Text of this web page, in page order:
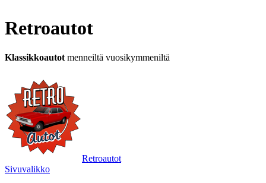
Retroautot
Klassikkoautot menneiltä vuosikymmeniltä
Retroautot
Sivuvalikko